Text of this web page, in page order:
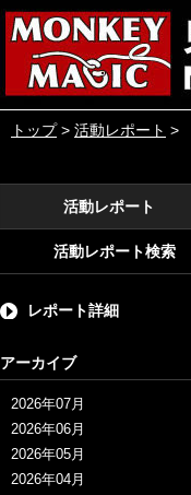
トップ> 活動レポート >
活動レポート
活動レポート検索
レポート詳細
アーカイブ
2026年07月
2026年06月
2026年05月
2026年04月